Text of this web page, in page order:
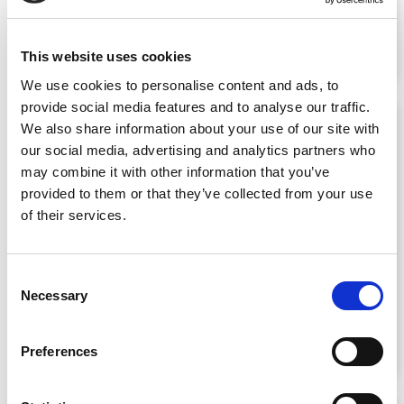
This website uses cookies
We use cookies to personalise content and ads, to
provide social media features and to analyse our traffic.
We also share information about your use of our site with
our social media, advertising and analytics partners who
may combine it with other information that you’ve
provided to them or that they’ve collected from your use
of their services.
Necessary
Preferences
EM MICRO-LIFT
22 Novembro 2024
FORMAÇÃO TEÓRICO-PRÁTICA
20 Novembro 2024